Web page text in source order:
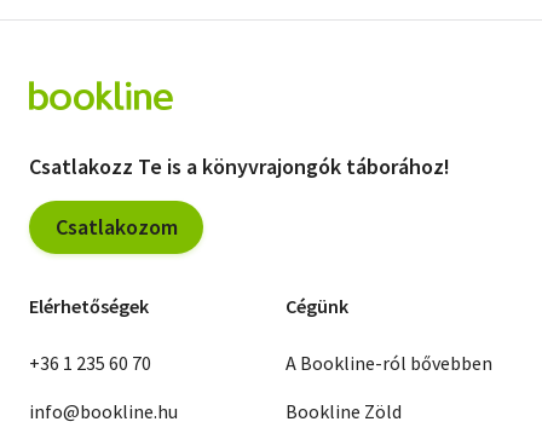
Csatlakozz Te is a könyvrajongók táborához!
Csatlakozom
Elérhetőségek
+36 1 235 60 70
info@bookline.hu
Cégünk
A Bookline-ról bővebben
Bookline Zöld